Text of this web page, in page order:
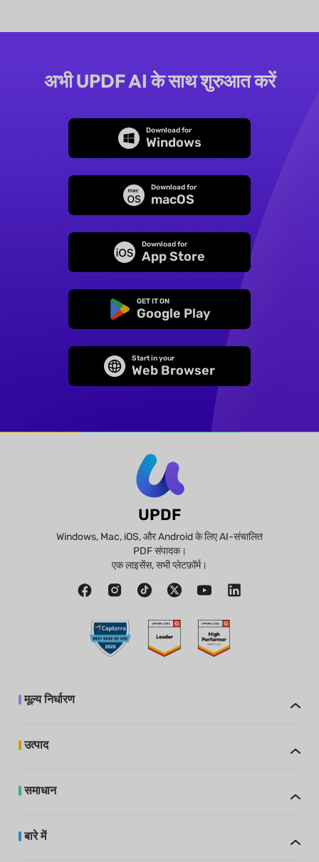
अभी UPDF AI के साथ शुरुआत करें
Download for
Windows
Download for
macOS
Download for
App Store
GET IT ON
Google Play
Start in your
Web Browser
UPDF
Windows, Mac, iOS, और Android के लिए AI-संचालित
PDF संपादक।
एक लाइसेंस, सभी प्लेटफ़ॉर्म।
मूल्य निर्धारण
उत्पाद
समाधान
बारे में